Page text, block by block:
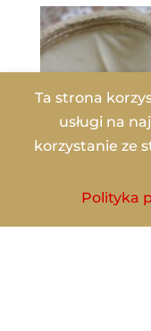
Ta strona
usługi na
korzystanie ze
Polityka